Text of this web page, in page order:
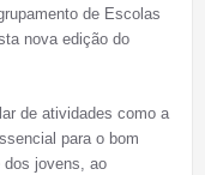
de Escolas
nova edição do
de atividades como a
para o bom
jovens, ao